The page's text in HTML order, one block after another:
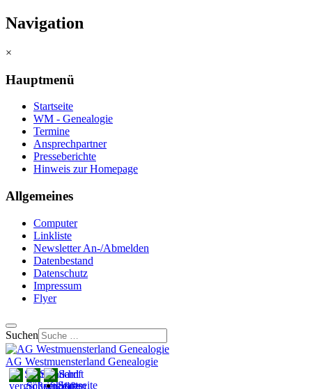
Navigation
×
Hauptmenü
Startseite
WM - Genealogie
Termine
Ansprechpartner
Presseberichte
Hinweis zur Homepage
Allgemeines
Computer
Linkliste
Newsletter An-/Abmelden
Datenbestand
Datenschutz
Impressum
Flyer
Suchen
AG Westmuensterland Genealogie
Startseite